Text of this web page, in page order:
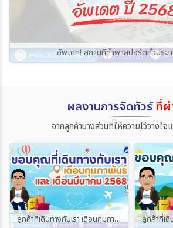
อัพเดท! สถานที่ทำพาสปอร์ตทั่วประ
ผลงานการจัดทัวร์ที่ผ่
จากลูกค้าบางส่วนที่ให้ความไว้วางใจ
ลูกค้าที่เดินทางกับเรา เดือนกุมภาพันธ์ และเดือนมีนาคม 2568